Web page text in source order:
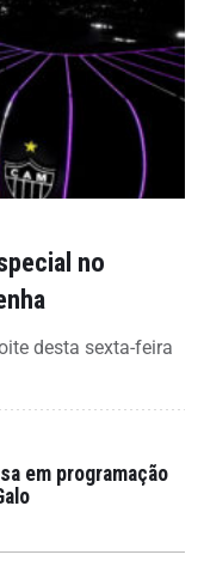
no
desta sexta-feira
em programação